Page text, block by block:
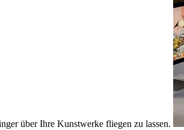
über Ihre Kunstwerke fliegen zu lassen.